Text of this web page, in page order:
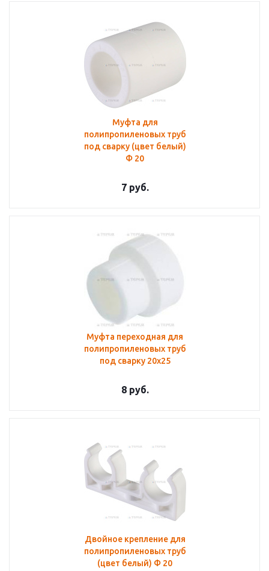
Муфта для
полипропиленовых труб
под сварку (цвет белый)
Ф 20
7руб.
Муфта переходная для
полипропиленовых труб
под сварку 20х25
8руб.
Двойное крепление для
полипропиленовых труб
(цвет белый) Ф 20